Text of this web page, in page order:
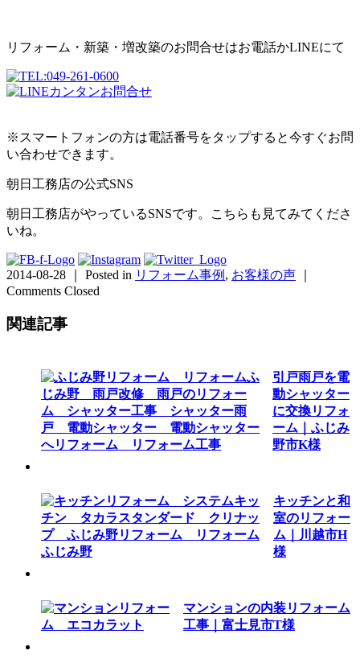
リフォーム・新築・増改築のお問合せはお電話かLINEにて
※スマートフォンの方は電話番号をタップすると今すぐお問
い合わせできます。
朝日工務店の公式SNS
朝日工務店がやっているSNSです。こちらも見てみてくださ
いね。
2014-08-28 ｜ Posted in リフォーム事例 , お客様の声
Comments Closed
関連記事
引戸雨戸を電
動シャッター
に交換リフォ
ーム｜ふじみ
野市K様
キッチンと和
室のリフォー
ム｜川越市H
様
マンションの内装リフォーム
工事｜富士見市T様